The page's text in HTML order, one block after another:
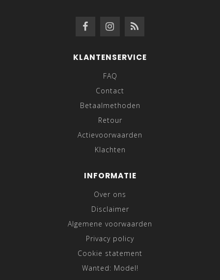
KLANTENSERVICE
FAQ
Contact
Betaalmethoden
Retour
Actievoorwaarden
Klachten
INFORMATIE
Over ons
Disclaimer
Algemene voorwaarden
Privacy policy
Cookie statement
Wanted: Model!